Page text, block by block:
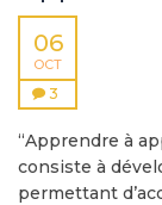
06
OCT
3
“Apprendre à
consiste à
permettant